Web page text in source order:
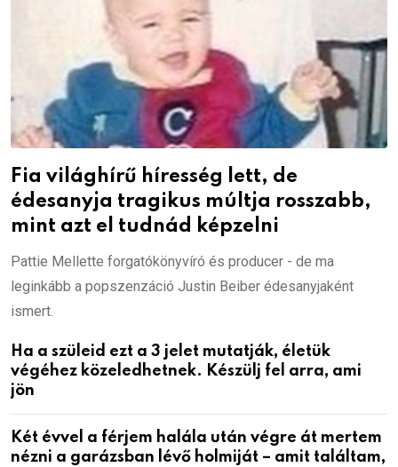
Fia világhírű híresség lett, de
édesanyja tragikus múltja rosszabb,
mint azt el tudnád képzelni
Pattie Mellette forgatókönyvíró és producer - de ma
leginkább a popszenzáció Justin Beiber édesanyjaként
ismert.
Ha a szüleid ezt a 3 jelet mutatják, életük
végéhez közeledhetnek. Készülj fel arra, ami
jön
Két évvel a férjem halála után végre át mertem
nézni a garázsban lévő holmiját – amit találtam,